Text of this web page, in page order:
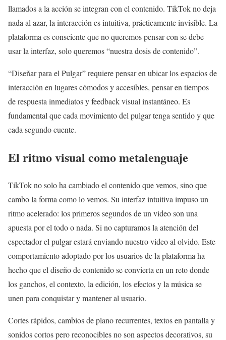
llamados a la acción se integran con el contenido. TikTok no deja
nada al azar, la interacción es intuitiva, prácticamente invisible. La
plataforma es consciente que no queremos pensar con se debe
usar la interfaz, solo queremos “nuestra dosis de contenido”.
“Diseñar para el Pulgar” requiere pensar en ubicar los espacios de
interacción en lugares cómodos y accesibles, pensar en tiempos
de respuesta inmediatos y feedback visual instantáneo. Es
fundamental que cada movimiento del pulgar tenga sentido y que
cada segundo cuente.
El ritmo visual como metalenguaje
TikTok no solo ha cambiado el contenido que vemos, sino que
cambo la forma como lo vemos. Su interfaz intuitiva impuso un
ritmo acelerado: los primeros segundos de un video son una
apuesta por el todo o nada. Si no capturamos la atención del
espectador el pulgar estará enviando nuestro video al olvido. Este
comportamiento adoptado por los usuarios de la plataforma ha
hecho que el diseño de contenido se convierta en un reto donde
los ganchos, el contexto, la edición, los efectos y la música se
unen para conquistar y mantener al usuario.
Cortes rápidos, cambios de plano recurrentes, textos en pantalla y
sonidos cortos pero reconocibles no son aspectos decorativos, su